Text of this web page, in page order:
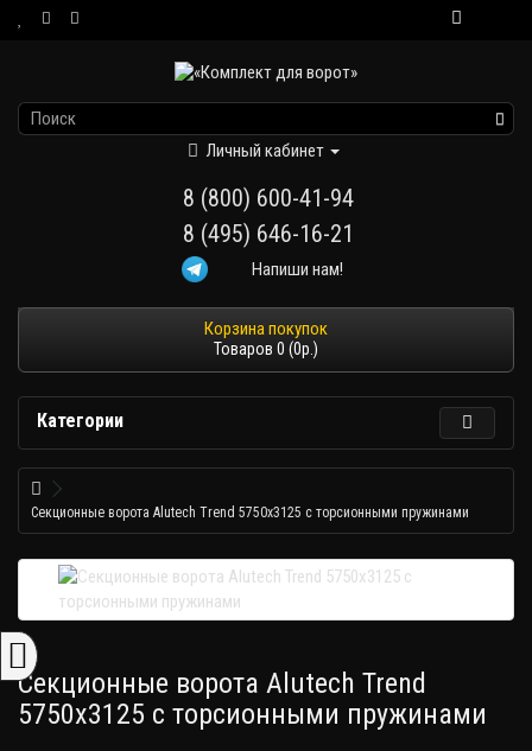
Личный кабинет
8 (800) 600-41-94
8 (495) 646-16-21
Напиши нам!
Товаров 0 (0р.)
Категории
Секционные ворота Alutech Trend 5750х3125 с торсионными пружинами
Секционные ворота Alutech Trend
5750х3125 с торсионными пружинами